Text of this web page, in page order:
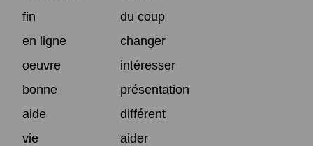
fin
du coup
en ligne
changer
oeuvre
intéresser
bonne
présentation
aide
différent
vie
aider